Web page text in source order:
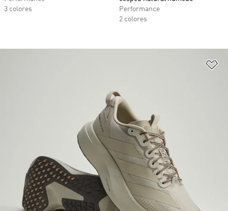
3 colores
Performance
2 colores